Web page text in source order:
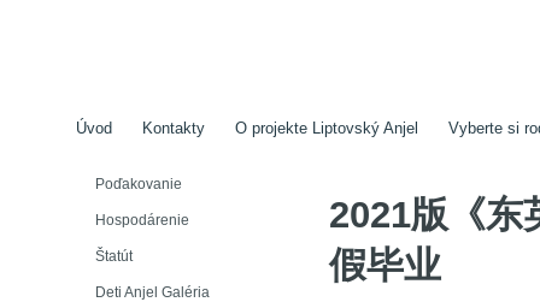
Úvod Kontakty O projekte Liptovský Anjel Vyberte si
Poďakovanie
Hospodárenie
Štatút
Deti Anjel Galéria
2021版《东
假毕业